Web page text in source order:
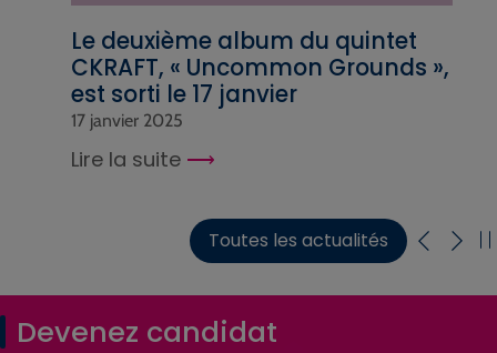
Le deuxième album du quintet
CKRAFT, « Uncommon Grounds »,
est sorti le 17 janvier
17 janvier 2025
Lire la suite
Toutes les actualités
Devenez candidat